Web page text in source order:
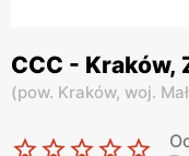
CCC - Kraków,
(pow. Kraków, woj.